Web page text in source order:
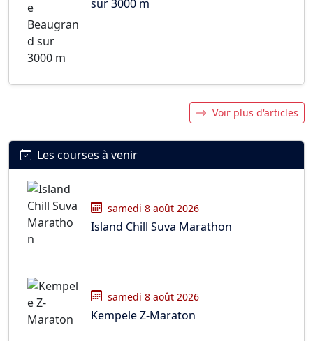
sur 3000 m
Voir plus d'articles
Les courses à venir
samedi 8 août 2026
Island Chill Suva Marathon
samedi 8 août 2026
Kempele Z-Maraton